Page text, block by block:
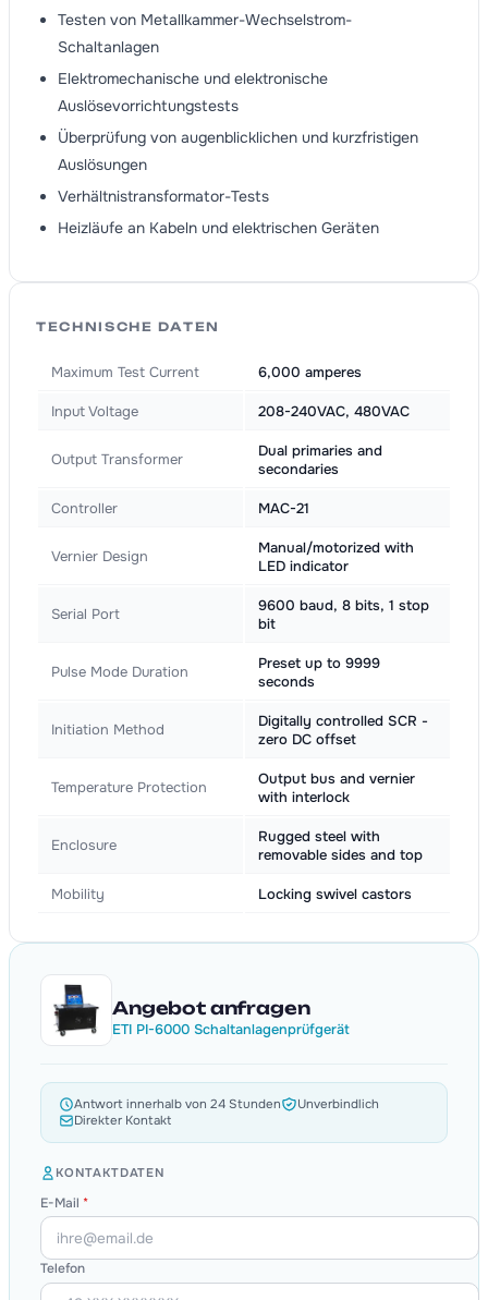
Testen von Metallkammer-Wechselstrom-
Schaltanlagen
Elektromechanische und elektronische
Auslösevorrichtungstests
Überprüfung von augenblicklichen und kurzfristigen
Auslösungen
Verhältnistransformator-Tests
Heizläufe an Kabeln und elektrischen Geräten
TECHNISCHE DATEN
Maximum Test Current 6,000 amperes
Input Voltage 208-240VAC, 480VAC
Output Transformer
Dual primaries and
secondaries
Controller MAC-21
Vernier Design
Manual/motorized with
LED indicator
Serial Port
9600 baud, 8 bits, 1 stop
bit
Pulse Mode Duration
Preset up to 9999
seconds
Initiation Method
Digitally controlled SCR -
zero DC offset
Temperature Protection
Output bus and vernier
with interlock
Enclosure
Rugged steel with
removable sides and top
Mobility Locking swivel castors
Angebot anfragen
ETI PI-6000 Schaltanlagenprüfgerät
Antwort innerhalb von 24 Stunden
Unverbindlich
Direkter Kontakt
KONTAKTDATEN
E-Mail *
Telefon